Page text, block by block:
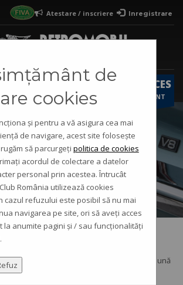
×
vehicul istoric / inscriere in
site-ul Retromobil
in cont si pe e-mail
Atestare / inscriere Inregistrare
ACCES
CONT
S 2200
și am 7 ani. Astăzi am venit în parc împreună
vârstă de 63 de ani.
de
cookies
și pentru a vă asigura cea mai
de navigare, acest site folosește
să parcurgeți politica de cookies
acordul de colectare a datelor
personal prin acestea. Întrucât
România utilizează cookies
cazul refuzului este posibil să nu mai
navigarea pe site, ori să aveți acces
la anumite pagini și / sau funcționalități